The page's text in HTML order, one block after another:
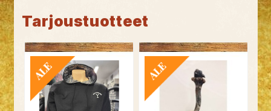
Tarjoustuotteet
TARJOUS TARJOUS